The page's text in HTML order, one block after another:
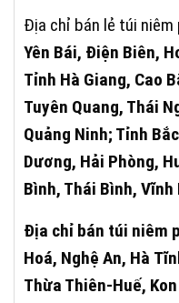
Địa chỉ bán lẻ túi niêm
Yên Bái, Điện Biên,
Tỉnh Hà Giang, Cao
Tuyên Quang, Thái
Quảng Ninh; Tỉnh
Dương, Hải Phòng,
Bình, Thái Bình, Vĩnh
Địa chỉ bán túi niêm
Hoá, Nghệ An, Hà
Thừa Thiên-Huế,